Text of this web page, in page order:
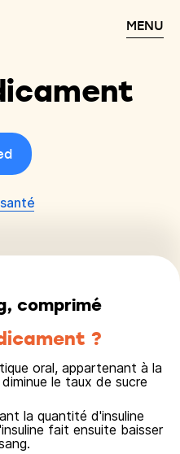
MENU
comprimé
?
oral, appartenant à la
le taux de sucre
la quantité d'insuline
fait ensuite baisser